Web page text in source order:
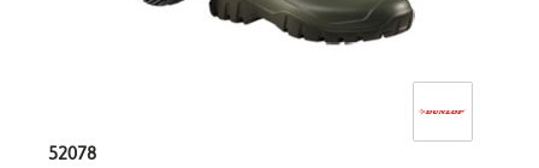
52078